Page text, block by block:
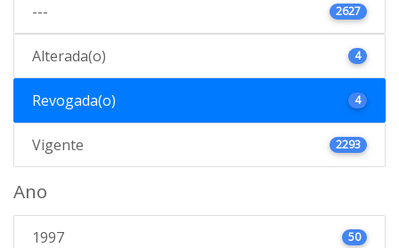
--- 2627
Alterada(o) 4
Revogada(o) 4
Vigente 2293
Ano
1997 50